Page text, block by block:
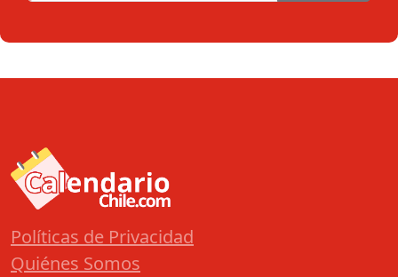
Políticas de Privacidad
Quiénes Somos